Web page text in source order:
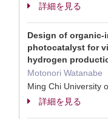
詳細を見る
Design of
photocatalyst for
hydrogen
Motonori Watanabe
Ming Chi University
詳細を見る